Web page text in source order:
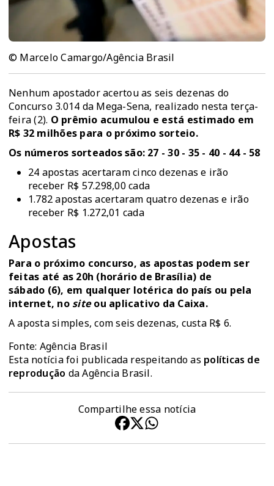
© Marcelo Camargo/Agência Brasil
Nenhum apostador acertou as seis dezenas do
Concurso 3.014 da Mega-Sena, realizado nesta terça-
feira (2). O prêmio acumulou e está estimado em
R$ 32 milhões para o próximo sorteio.
Os números sorteados são: 27 - 30 - 35 - 40 - 44 - 58
24 apostas acertaram cinco dezenas e irão
receber R$ 57.298,00 cada
1.782 apostas acertaram quatro dezenas e irão
receber R$ 1.272,01 cada
Apostas
Para o próximo concurso, as apostas podem ser
feitas até as 20h (horário de Brasília) de
sábado (6), em qualquer lotérica do país ou pela
internet, no siteou aplicativo da Caixa.
A aposta simples, com seis dezenas, custa R$ 6.
Fonte: Agência Brasil
Esta notícia foi publicada respeitando as políticas de
reprodução da Agência Brasil.
Compartilhe essa notícia